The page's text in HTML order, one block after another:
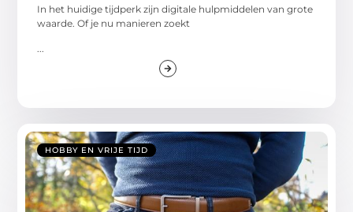
In het huidige tijdperk zijn digitale hulpmiddelen van grote
waarde. Of je nu manieren zoekt
...
HOBBY EN VRIJE TIJD